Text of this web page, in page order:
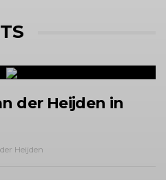
der Heijden in
Heijden